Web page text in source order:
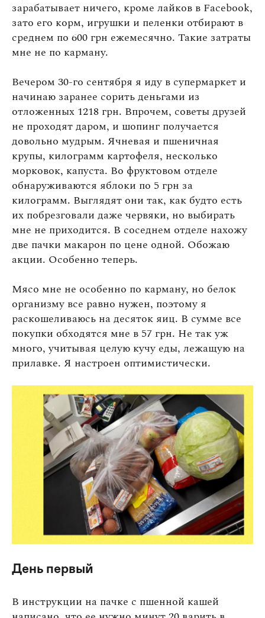
зарабатывает ничего, кроме лайков в Facebook,
зато его корм, игрушки и пеленки отбирают в
среднем по 600 грн ежемесячно. Такие затраты
мне не по карману.
Вечером 30-го сентября я иду в супермаркет и
начинаю заранее сорить деньгами из
отложенных 1218 грн. Впрочем, советы друзей
не проходят даром, и шопинг получается
довольно мудрым. Ячневая и пшеничная
крупы, килограмм картофеля, несколько
морковок, капуста. Во фруктовом отделе
обнаруживаются яблоки по 5 грн за
килограмм. Выглядят они так, как будто есть
их побрезговали даже червяки, но выбирать
мне не приходится. В соседнем отделе нахожу
две пачки макарон по цене одной. Обожаю
акции. Особенно теперь.
Мясо мне не особенно по карману, но белок
организму все равно нужен, поэтому я
раскошеливаюсь на десяток яиц. В сумме все
покупки обходятся мне в 57 грн. Не так уж
много, учитывая целую кучу еды, лежащую на
прилавке. Я настроен оптимистически.
День первый
В инструкции на пачке с пшенной кашей